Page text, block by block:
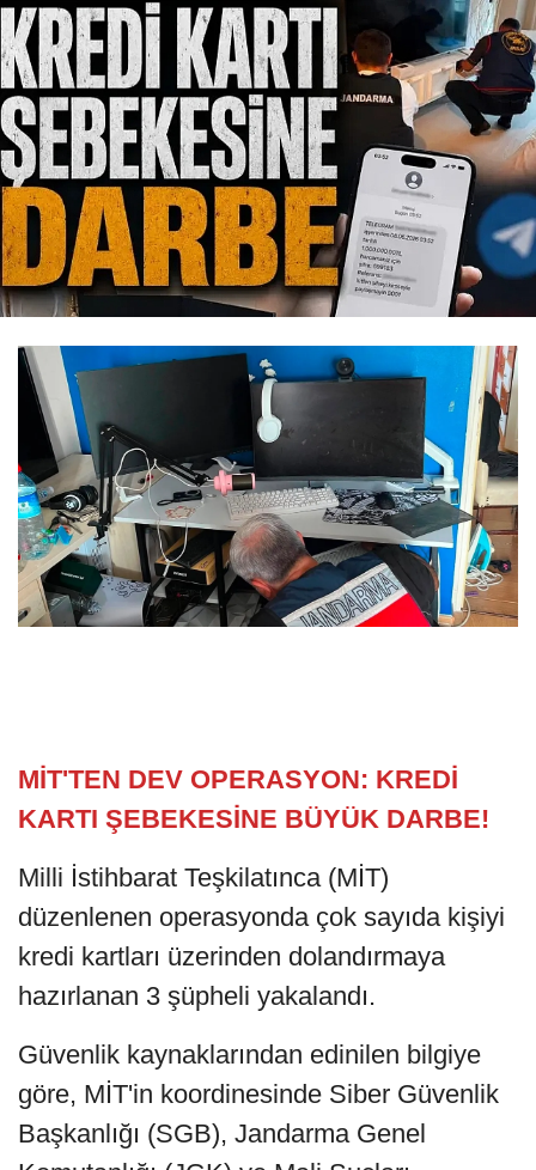
MİT'TEN DEV OPERASYON: KREDİ
KARTI ŞEBEKESİNE BÜYÜK DARBE!
Milli İstihbarat Teşkilatınca (MİT)
düzenlenen operasyonda çok sayıda kişiyi
kredi kartları üzerinden dolandırmaya
hazırlanan 3 şüpheli yakalandı.
Güvenlik kaynaklarından edinilen bilgiye
göre, MİT'in koordinesinde Siber Güvenlik
Başkanlığı (SGB), Jandarma Genel